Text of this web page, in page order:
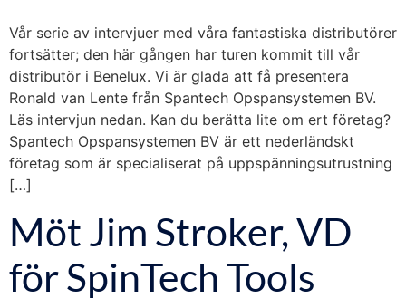
Vår serie av intervjuer med våra fantastiska distributörer
fortsätter; den här gången har turen kommit till vår
distributör i Benelux. Vi är glada att få presentera
Ronald van Lente från Spantech Opspansystemen BV.
Läs intervjun nedan. Kan du berätta lite om ert företag?
Spantech Opspansystemen BV är ett nederländskt
företag som är specialiserat på uppspänningsutrustning
[…]
Möt Jim Stroker, VD
för SpinTech Tools